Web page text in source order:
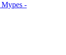
Mypes -